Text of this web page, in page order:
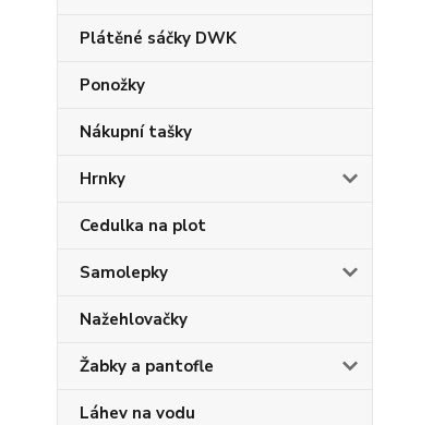
Plátěné sáčky DWK
Ponožky
Nákupní tašky
Hrnky
Cedulka na plot
Samolepky
Nažehlovačky
Žabky a pantofle
Láhev na vodu